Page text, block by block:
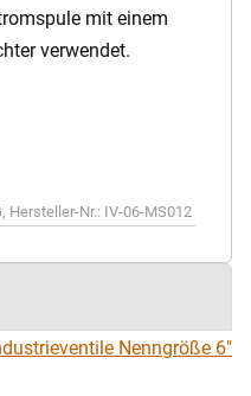
mit einem
verwendet.
, Hersteller-Nr.: IV-06-MS012
Nenngröße 6"